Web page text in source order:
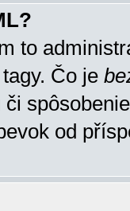
to
Čo je
od